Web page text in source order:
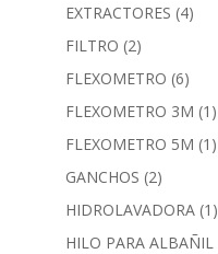
EXTRACTORES (4)
FILTRO (2)
FLEXOMETRO (6)
FLEXOMETRO 3M (1)
FLEXOMETRO 5M (1)
GANCHOS (2)
HIDROLAVADORA (1)
HILO PARA ALBAÑIL